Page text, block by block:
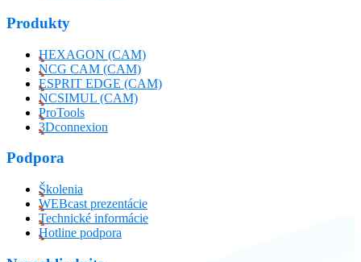
Produkty
HEXAGON (CAM)
NCG CAM (CAM)
ESPRIT EDGE (CAM)
NCSIMUL (CAM)
ProTools
3Dconnexion
Podpora
Školenia
WEBcast prezentácie
Technické informácie
Hotline podpora